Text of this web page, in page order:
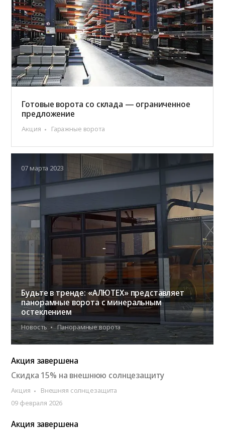
Готовые ворота со склада — ограниченное
предложение
Акция Гаражные ворота
Будьте в тренде: «АЛЮТЕХ» представляет
панорамные ворота с минеральным
остеклением
Новость Панорамные ворота
07 марта 2023
Акция завершена
Скидка 15% на внешнюю солнцезащиту
Акция
Внешняя солнцезащита
09 февраля 2026
Акция завершена